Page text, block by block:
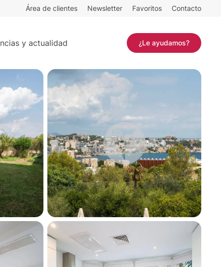
Área de clientes Newsletter Favoritos Contacto
y actualidad ¿Le ayudamos?